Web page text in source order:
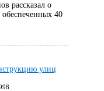
рассказал о
40
улиц